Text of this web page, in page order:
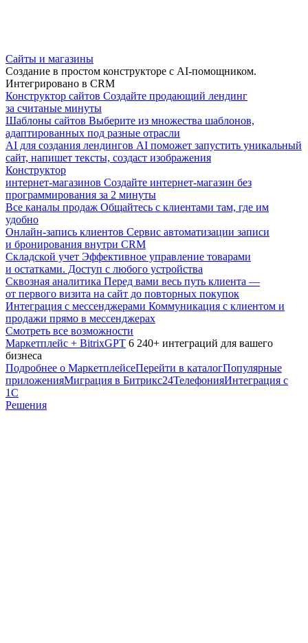
Сайты и магазины
Создание в простом конструкторе с AI-помощником.
Интегрировано в CRM
Конструктор сайтов Создайте продающий лендинг
за считаные минуты
Шаблоны сайтов Выберите из множества шаблонов,
адаптированных под разные отрасли
AI для создания лендингов AI поможет запустить уникальный
сайт, напишет тексты, создаст изображения
Конструктор
интернет-магазинов Создайте интернет-магазин без
программирования за 2 минуты
Все каналы продаж Общайтесь с клиентами там, где им
удобно
Онлайн-запись клиентов Сервис автоматизации записи
и бронирования внутри CRM
Складской учет Эффективное управление товарами
и остатками. Доступ с любого устройства
Сквозная аналитика Перед вами весь путь клиента —
от первого визита на сайт до повторных покупок
Интеграция с мессенджерами Коммуникация с клиентом и
продажи прямо в мессенджерах
Смотреть все возможности
Маркетплейс + BitrixGPT 6 240+ интеграций для вашего
бизнеса
Подробнее о МаркетплейсеПерейти в каталогПопулярные
приложенияМиграция в Битрикс24ТелефонияИнтеграция с
1С
Решения